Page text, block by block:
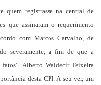
quem registrasse na central de
que assinaram o requerimento
com Marcos Carvalho, de
severamente, a fim de que a
Alberto Waldecir Teixeira
desta CPI. A seu ver, um